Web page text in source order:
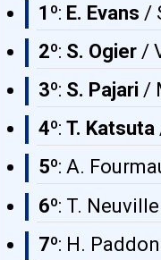
1º: E. Evans /
2º: S. Ogier /
3º: S. Pajari /
4º: T. Katsuta
5º: A.
6º: T.
7º: H.